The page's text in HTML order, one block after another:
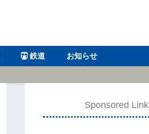
鉄道 お知らせ
Sponsored Link